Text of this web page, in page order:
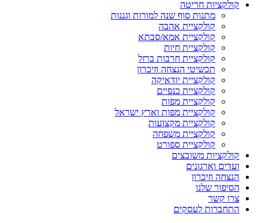
קולקציות חריטה
מתנות סוף שנה למורות וגננות
קולקציית אהבה
קולקציית אמא/סבתא
קולקציית חיות
קולקציית חרבות ברזל
תכשיטי הנצחה וזיכרון
קולקציית יודאיקה
קולקציית כנפיים
קולקציית מפות
קולקציית מפות וארץ ישראל
קולקציית מקצועות
קולקציית משפחה
קולקציית ספורט
קולקציות משובצים
ועדים וארגונים
הנצחה וזיכרון
הסיפור שלנו
צרו קשר
התחברות לעסקים